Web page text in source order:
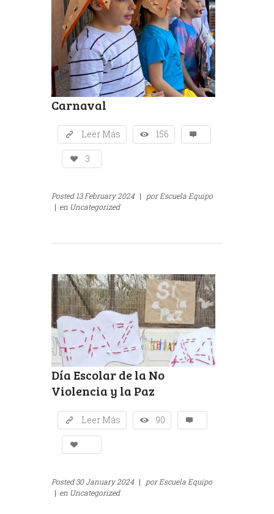
Carnaval
Leer Más 156
3
Posted 13 February 2024 | porEscuela Equipo
| en Uncategorized
Día Escolar de la No
Violencia y la Paz
Leer Más 90
Posted30 January 2024 | porEscuela Equipo
| en Uncategorized